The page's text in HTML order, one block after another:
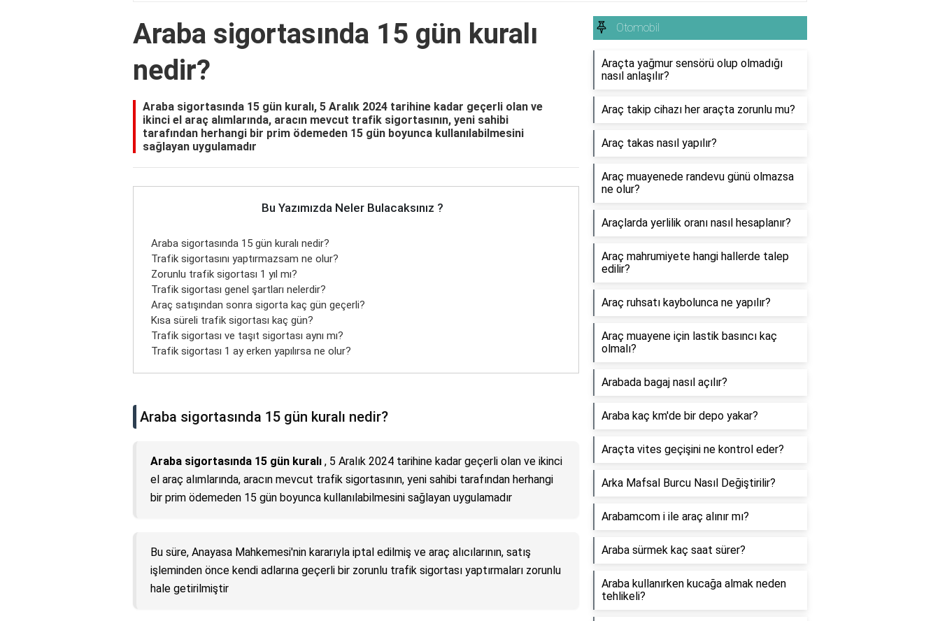
Araba sigortasında 15 gün kuralı
nedir?
Araba sigortasında 15 gün kuralı, 5 Aralık 2024 tarihine kadar geçerli olan ve
ikinci el araç alımlarında, aracın mevcut trafik sigortasının, yeni sahibi
tarafından herhangi bir prim ödemeden 15 gün boyunca kullanılabilmesini
sağlayan uygulamadır
Bu Yazımızda Neler Bulacaksınız ?
Araba sigortasında 15 gün kuralı nedir?
Trafik sigortasını yaptırmazsam ne olur?
Zorunlu trafik sigortası 1 yıl mı?
Trafik sigortası genel şartları nelerdir?
Araç satışından sonra sigorta kaç gün geçerli?
Kısa süreli trafik sigortası kaç gün?
Trafik sigortası ve taşıt sigortası aynı mı?
Trafik sigortası 1 ay erken yapılırsa ne olur?
Araba sigortasında 15 gün kuralı nedir?
Araba sigortasında 15 gün kuralı , 5 Aralık 2024 tarihine kadar geçerli olan ve ikinci
el araç alımlarında, aracın mevcut trafik sigortasının, yeni sahibi tarafından herhangi
bir prim ödemeden 15 gün boyunca kullanılabilmesini sağlayan uygulamadır
Bu süre, Anayasa Mahkemesi'nin kararıyla iptal edilmiş ve araç alıcılarının, satış
işleminden önce kendi adlarına geçerli bir zorunlu trafik sigortası yaptırmaları zorunlu
hale getirilmiştir
Otomobil
Araçta yağmur sensörü olup olmadığı
nasıl anlaşılır?
Araç takip cihazı her araçta zorunlu mu?
Araç takas nasıl yapılır?
Araç muayenede randevu günü olmazsa
ne olur?
Araçlarda yerlilik oranı nasıl hesaplanır?
Araç mahrumiyete hangi hallerde talep
edilir?
Araç ruhsatı kaybolunca ne yapılır?
Araç muayene için lastik basıncı kaç
olmalı?
Arabada bagaj nasıl açılır?
Araba kaç km'de bir depo yakar?
Araçta vites geçişini ne kontrol eder?
Arka Mafsal Burcu Nasıl Değiştirilir?
Arabamcom i ile araç alınır mı?
Araba sürmek kaç saat sürer?
Araba kullanırken kucağa almak neden
tehlikeli?